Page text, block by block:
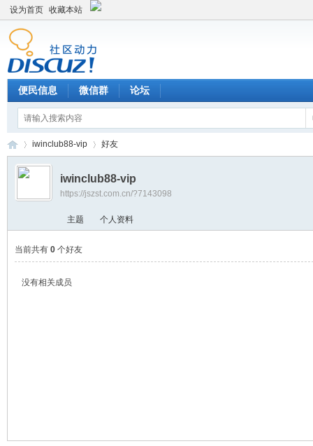
设为首页 收藏本站
便民信息 微信群 论坛
›
iwinclub88-vip 好友
iwinclub88-vip
https://jszst.com.cn/?7143098
主题 个人资料
当前共有 0个好友
没有相关成员